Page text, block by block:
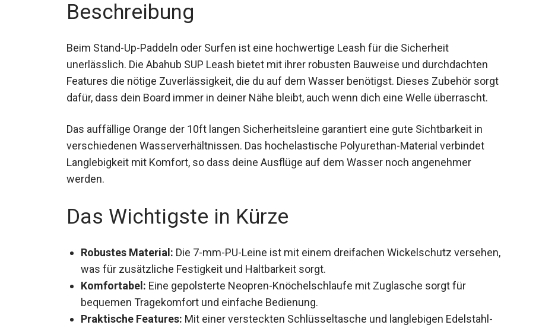
Beschreibung
Beim Stand-Up-Paddeln oder Surfen ist eine hochwertige Leash für die Sicherheit
unerlässlich. Die Abahub SUP Leash bietet mit ihrer robusten Bauweise und durchdachten
Features die nötige Zuverlässigkeit, die du auf dem Wasser benötigst. Dieses Zubehör sorgt
dafür, dass dein Board immer in deiner Nähe bleibt, auch wenn dich eine Welle überrascht.
Das auffällige Orange der 10ft langen Sicherheitsleine garantiert eine gute Sichtbarkeit in
verschiedenen Wasserverhältnissen. Das hochelastische Polyurethan-Material verbindet
Langlebigkeit mit Komfort, so dass deine Ausflüge auf dem Wasser noch angenehmer
werden.
Das Wichtigste in Kürze
Robustes Material: Die 7-mm-PU-Leine ist mit einem dreifachen Wickelschutz
versehen, was für zusätzliche Festigkeit und Haltbarkeit sorgt.
Komfortabel: Eine gepolsterte Neopren-Knöchelschlaufe mit Zuglasche sorgt für
bequemen Tragekomfort und einfache Bedienung.
Praktische Features: Mit einer versteckten Schlüsseltasche und langlebigen Edelstahl-